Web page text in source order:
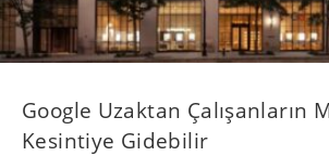
Google Uzaktan Çalışanların
Kesintiye Gidebilir